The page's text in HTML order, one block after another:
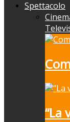
Spettacolo
“La